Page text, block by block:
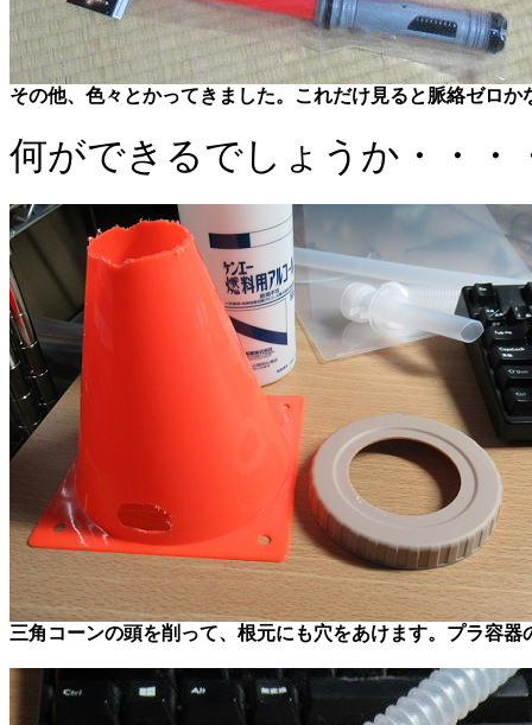
その他、色々とかってきました。これだけ見ると脈絡ゼロか
何ができるでしょうか・・・
三角コーンの頭を削って、根元にも穴をあけます。プラ容器